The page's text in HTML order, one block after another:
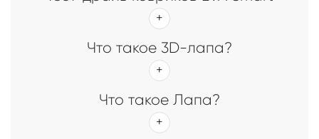
Что такое 3D-лапа?
Что такое Лапа?